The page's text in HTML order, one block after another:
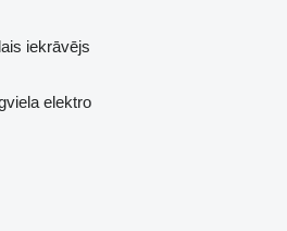
iekrāvējs
elektro